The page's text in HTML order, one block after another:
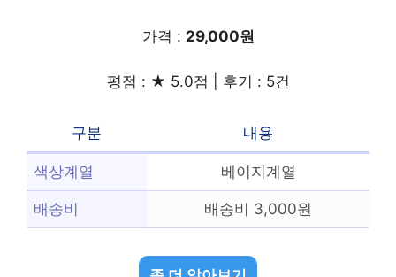
가격 : 29,000원
평점 : ★ 5.0점 | 후기 : 5건
구분 내용
색상계열 베이지계열
배송비 배송비 3,000원